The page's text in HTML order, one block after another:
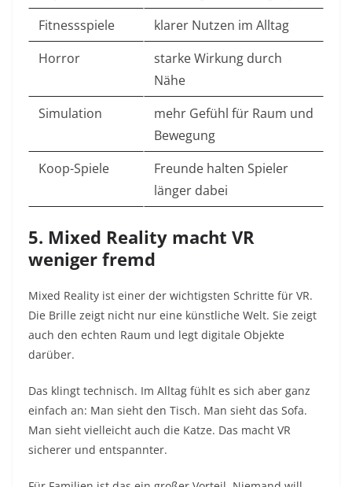
Fitnessspiele
klarer Nutzen im Alltag
Horror
starke Wirkung durch
Nähe
Simulation
mehr Gefühl für Raum und
Bewegung
Koop-Spiele
Freunde halten Spieler
länger dabei
5. Mixed Reality macht VR
weniger fremd
Mixed Reality ist einer der wichtigsten Schritte für VR.
Die Brille zeigt nicht nur eine künstliche Welt. Sie zeigt
auch den echten Raum und legt digitale Objekte
darüber.
Das klingt technisch. Im Alltag fühlt es sich aber ganz
einfach an: Man sieht den Tisch. Man sieht das Sofa.
Man sieht vielleicht auch die Katze. Das macht VR
sicherer und entspannter.